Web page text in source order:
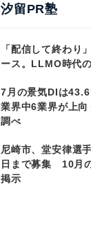
汐留PR塾
「配信して終わり
ース。LLMO時代
7月の景気DIは
業界中6業界が上
調べ
尼崎市、堂安律選
日まで募集 10月
掲示